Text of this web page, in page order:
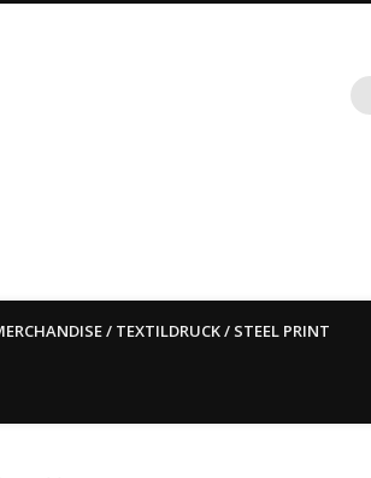
ain`t dead so straight
/ TEXTILDRUCK / STEEL PRINT